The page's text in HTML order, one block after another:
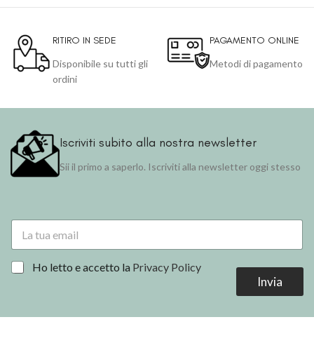
RITIRO IN SEDE
Disponibile su tutti gli
ordini
PAGAMENTO ONLINE
Metodi di pagamento
Iscriviti subito alla nostra newsletter
Sii il primo a saperlo. Iscriviti alla newsletter oggi stesso
E
a
iE
l
* Ho letto e accetto la Privacy Policy
Invia